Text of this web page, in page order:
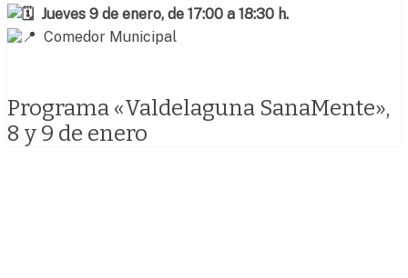
Jueves 9 de enero, de 17:00 a 18:30 h.
Comedor Municipal
Programa «Valdelaguna SanaMente»,
8 y 9 de enero